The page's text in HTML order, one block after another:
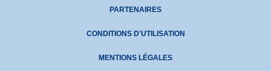
PARTENAIRES
CONDITIONS D'UTILISATION
MENTIONS LÉGALES